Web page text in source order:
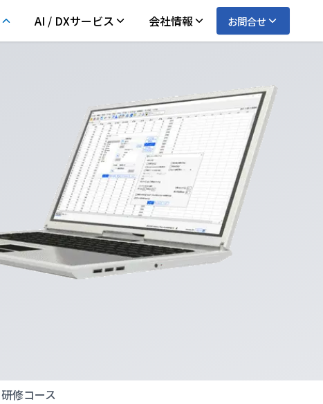
AI / DXサービス 会社情報 お問合せ
研修コース